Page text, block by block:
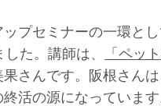
プセミナーの一環と
た。講師は、
「ペッ
さんです。阪根さん
活の源になっています